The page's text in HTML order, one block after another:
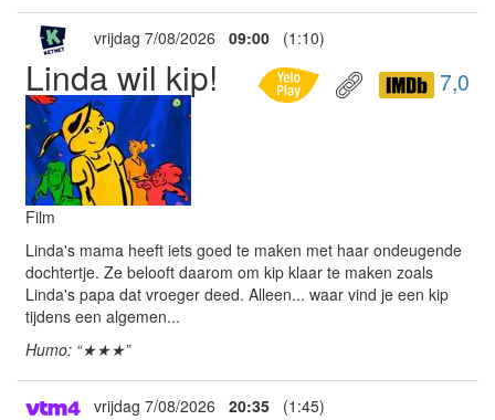
vrijdag 7/08/2026 09:00 (1:10)
Linda wil kip! 7,0
Film
Linda's mama heeft iets goed te maken met haar ondeugende
dochtertje. Ze belooft daarom om kip klaar te maken zoals
Linda's papa dat vroeger deed. Alleen... waar vind je een kip
tijdens een algemen...
Humo: “★★★”
vrijdag 7/08/2026 20:35 (1:45)